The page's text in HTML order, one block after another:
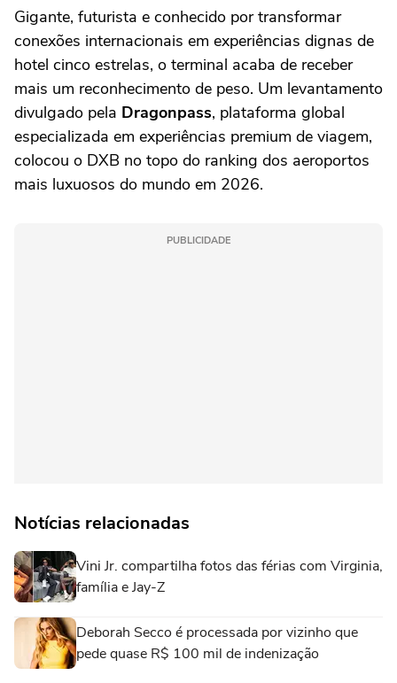
Gigante, futurista e conhecido por transformar
conexões internacionais em experiências dignas de
hotel cinco estrelas, o terminal acaba de receber
mais um reconhecimento de peso. Um levantamento
divulgado pela Dragonpass, plataforma global
especializada em experiências premium de viagem,
colocou o DXB no topo do ranking dos aeroportos
mais luxuosos do mundo em 2026.
PUBLICIDADE
Notícias relacionadas
Vini Jr. compartilha fotos das férias com Virginia,
família e Jay-Z
Deborah Secco é processada por vizinho que
pede quase R$ 100 mil de indenização